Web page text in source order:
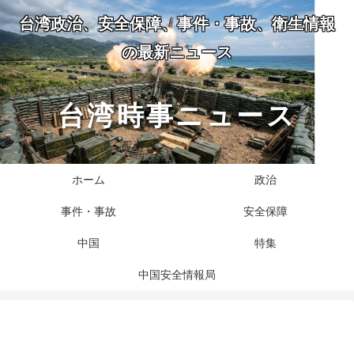
台湾政治、安全保障、事件・事故、衛生情報
の最新ニュース
台湾時事ニュース
ホーム 政治
事件・事故 安全保障
中国 特集
中国安全情報局